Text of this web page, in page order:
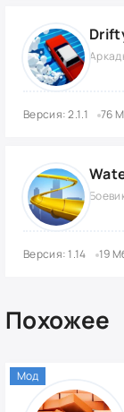
Версия: 2.1.1 76
Версия: 1.14 19
Похожее
Мод